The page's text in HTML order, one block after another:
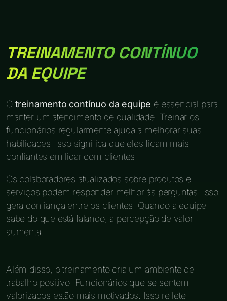
TREINAMENTO CONTÍNUO
DA EQUIPE
O treinamento contínuo da equipe é essencial para
manter um atendimento de qualidade. Treinar os
funcionários regularmente ajuda a melhorar suas
habilidades. Isso significa que eles ficam mais
confiantes em lidar com clientes.
Os colaboradores atualizados sobre produtos e
serviços podem responder melhor às perguntas. Isso
gera confiança entre os clientes. Quando a equipe
sabe do que está falando, a percepção de valor
aumenta.
Além disso, o treinamento cria um ambiente de
trabalho positivo. Funcionários que se sentem
valorizados estão mais motivados. Isso reflete